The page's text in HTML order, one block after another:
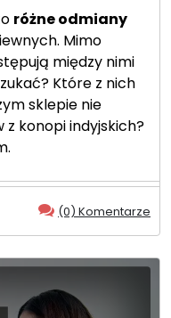
różne odmiany
Mimo
między nimi
Które z nich
sklepie nie
konopi indyjskich?
(0) Komentarze